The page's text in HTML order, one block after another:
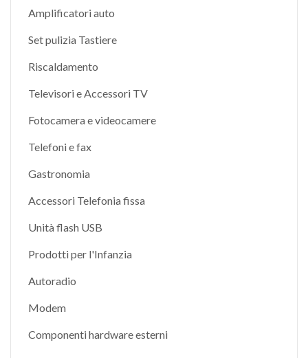
Amplificatori auto
Set pulizia Tastiere
Riscaldamento
Televisori e Accessori TV
Fotocamera e videocamere
Telefoni e fax
Gastronomia
Accessori Telefonia fissa
Unità flash USB
Prodotti per l'Infanzia
Autoradio
Modem
Componenti hardware esterni